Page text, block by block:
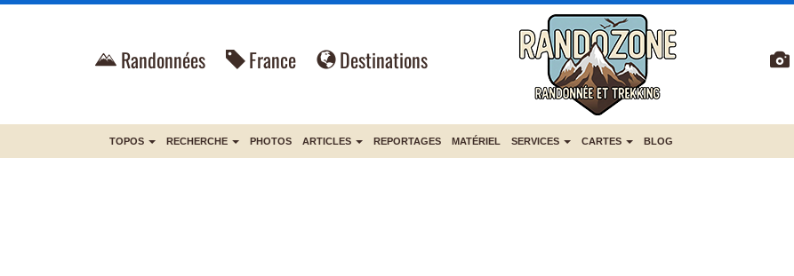
Randonnées France Destinations
TOPOS RECHERCHE PHOTOS ARTICLES REPORTAGES MATÉRIEL SERVICES CARTES BLOG